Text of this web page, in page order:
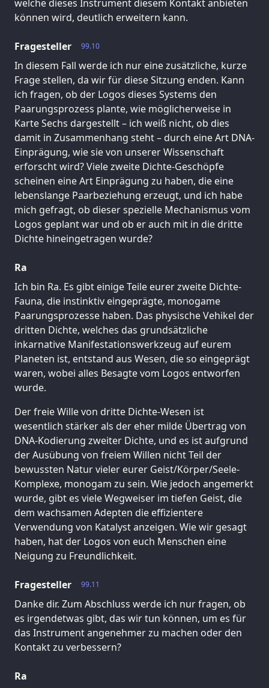
welche dieses Instrument diesem Kontakt anbieten
können wird, deutlich erweitern kann.
99.10
Fragesteller
In diesem Fall werde ich nur eine zusätzliche, kurze
Frage stellen, da wir für diese Sitzung enden. Kann
ich fragen, ob der Logos dieses Systems den
Paarungsprozess plante, wie möglicherweise in
Karte Sechs dargestellt – ich weiß nicht, ob dies
damit in Zusammenhang steht – durch eine Art DNA-
Einprägung, wie sie von unserer Wissenschaft
erforscht wird? Viele zweite Dichte-Geschöpfe
scheinen eine Art Einprägung zu haben, die eine
lebenslange Paarbeziehung erzeugt, und ich habe
mich gefragt, ob dieser spezielle Mechanismus vom
Logos geplant war und ob er auch mit in die dritte
Dichte hineingetragen wurde?
Ra
Ich bin Ra. Es gibt einige Teile eurer zweite Dichte-
Fauna, die instinktiv eingeprägte, monogame
Paarungsprozesse haben. Das physische Vehikel der
dritten Dichte, welches das grundsätzliche
inkarnative Manifestationswerkzeug auf eurem
Planeten ist, entstand aus Wesen, die so eingeprägt
waren, wobei alles Besagte vom Logos entworfen
wurde.
Der freie Wille von dritte Dichte-Wesen ist
wesentlich stärker als der eher milde Übertrag von
DNA-Kodierung zweiter Dichte, und es ist aufgrund
der Ausübung von freiem Willen nicht Teil der
bewussten Natur vieler eurer Geist/Körper/Seele-
Komplexe, monogam zu sein. Wie jedoch angemerkt
wurde, gibt es viele Wegweiser im tiefen Geist, die
dem wachsamen Adepten die effizientere
Verwendung von Katalyst anzeigen. Wie wir gesagt
haben, hat der Logos von euch Menschen eine
Neigung zu Freundlichkeit.
99.11
Fragesteller
Danke dir. Zum Abschluss werde ich nur fragen, ob
es irgendetwas gibt, das wir tun können, um es für
das Instrument angenehmer zu machen oder den
Kontakt zu verbessern?
Ra